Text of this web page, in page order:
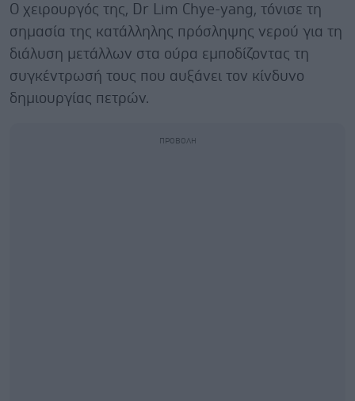
Ο χειρουργός της, Dr Lim Chye-yang, τόνισε τη
σημασία της κατάλληλης πρόσληψης νερού για τη
διάλυση μετάλλων στα ούρα εμποδίζοντας τη
συγκέντρωσή τους που αυξάνει τον κίνδυνο
δημιουργίας πετρών.